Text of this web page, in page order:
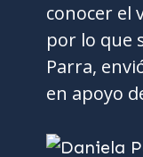
conocer el
por lo que
Parra,
en apoyo